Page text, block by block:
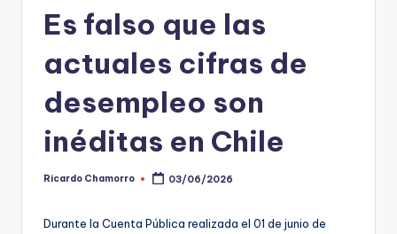
Es falso que las
actuales cifras de
desempleo son
inéditas en Chile
Publicado
Ricardo Chamorro 03/06/2026
Durante la Cuenta Pública realizada el 01 de junio de